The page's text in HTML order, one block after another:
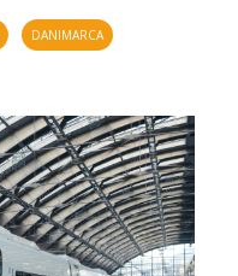
DANIMARCA